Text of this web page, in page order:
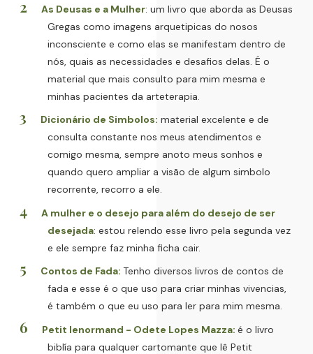
As Deusas e a Mulher: um livro que aborda as Deusas
Gregas como imagens arquetipicas do nosos
inconsciente e como elas se manifestam dentro de
nós, quais as necessidades e desafios delas. É o
material que mais consulto para mim mesma e
minhas pacientes da arteterapia.
Dicionário de Simbolos: material excelente e de
consulta constante nos meus atendimentos e
comigo mesma, sempre anoto meus sonhos e
quando quero ampliar a visão de algum simbolo
recorrente, recorro a ele.
A mulher e o desejo para além do desejo de ser
desejada: estou relendo esse livro pela segunda vez
e ele sempre faz minha ficha cair.
Contos de Fada: Tenho diversos livros de contos de
fada e esse é o que uso para criar minhas vivencias,
é também o que eu uso para ler para mim mesma.
Petit lenormand - Odete Lopes Mazza: é o livro
biblía para qualquer cartomante que lê Petit